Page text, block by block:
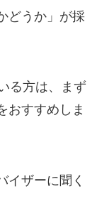
どうか」が採
る方は、まず
おすすめしま
イザーに聞く